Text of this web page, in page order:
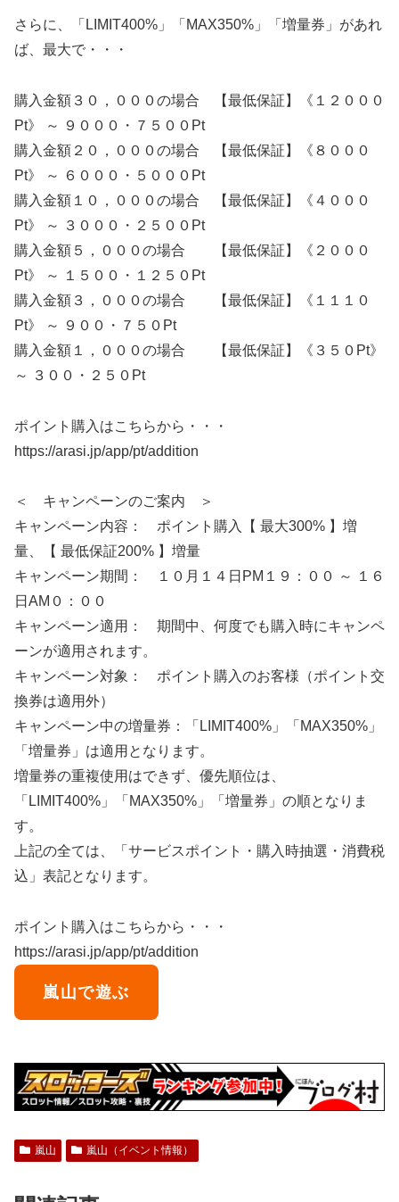
さらに、「LIMIT400%」「MAX350%」「増量券」があれ
ば、最大で・・・
購入金額３０，０００の場合 【最低保証】《１２０００
Pt》 ～ ９０００・７５００Pt
購入金額２０，０００の場合 【最低保証】《８０００
Pt》 ～ ６０００・５０００Pt
購入金額１０，０００の場合 【最低保証】《４０００
Pt》 ～ ３０００・２５００Pt
購入金額５，０００の場合 【最低保証】《２０００
Pt》 ～ １５００・１２５０Pt
購入金額３，０００の場合 【最低保証】《１１１０
Pt》 ～ ９００・７５０Pt
購入金額１，０００の場合 【最低保証】《３５０Pt》
～ ３００・２５０Pt
ポイント購入はこちらから・・・
https://arasi.jp/app/pt/addition
＜ キャンペーンのご案内 ＞
キャンペーン内容： ポイント購入【 最大300% 】増
量、【 最低保証200% 】増量
キャンペーン期間： １０月１４日PM１９：００ ～ １６
日AM０：００
キャンペーン適用： 期間中、何度でも購入時にキャンペ
ーンが適用されます。
キャンペーン対象： ポイント購入のお客様（ポイント交
換券は適用外）
キャンペーン中の増量券：「LIMIT400%」「MAX350%」
「増量券」は適用となります。
増量券の重複使用はできず、優先順位は、
「LIMIT400%」「MAX350%」「増量券」の順となりま
す。
上記の全ては、「サービスポイント・購入時抽選・消費税
込」表記となります。
ポイント購入はこちらから・・・
https://arasi.jp/app/pt/addition
嵐山で遊ぶ
嵐山 嵐山（イベント情報）